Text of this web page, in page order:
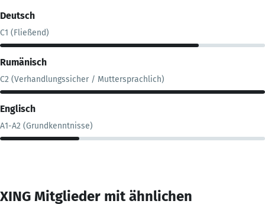
Deutsch
C1 (Fließend)
Rumänisch
C2 (Verhandlungssicher / Muttersprachlich)
Englisch
A1-A2 (Grundkenntnisse)
XING Mitglieder mit ähnlichen